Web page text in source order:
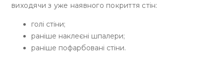
виходячи з уже наявного покриття стін:
голі стіни;
раніше наклеєні шпалери;
раніше пофарбовані стіни.